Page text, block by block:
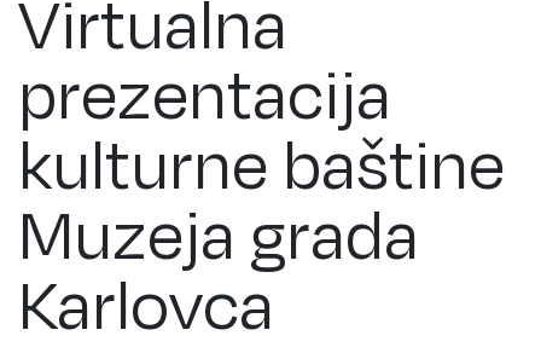
Virtualna
prezentacija
kulturne baštine
Muzeja grada
Karlovca